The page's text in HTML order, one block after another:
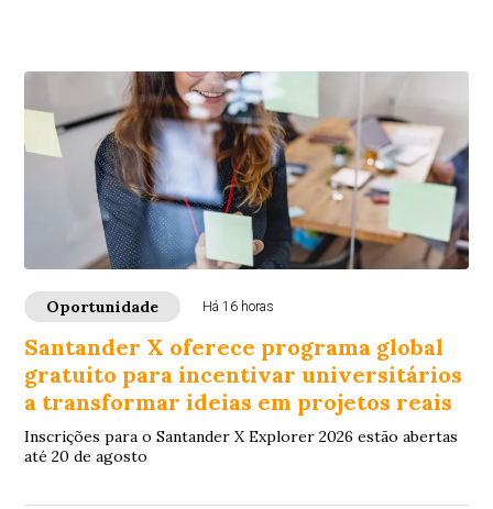
Oportunidade Há 16 horas
Santander X oferece programa global
gratuito para incentivar universitários
a transformar ideias em projetos reais
Inscrições para o Santander X Explorer 2026 estão abertas
até 20 de agosto